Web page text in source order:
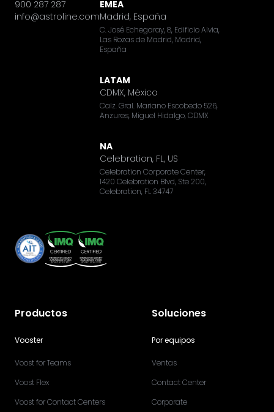
900 287 287
info@astroline.com
EMEA
Madrid, España
C. José Echegaray, 8, Edificio Alvia,
Las Rozas de Madrid, Madrid,
España
LATAM
CDMX, México
Calz. Gral. Mariano Escobedo 526,
Anzures, Miguel Hidalgo, CDMX
NA
Celebration, FL, US
Celebration Corporate Center,
1420 Celebration Blvd, Ste 200,
Celebration, FL 34747
Productos
Vooster
Voost for Teams
Voost Flex
Voost for Contact Centers
Soluciones
Por equipos
Ventas
Contact Center
Corporate